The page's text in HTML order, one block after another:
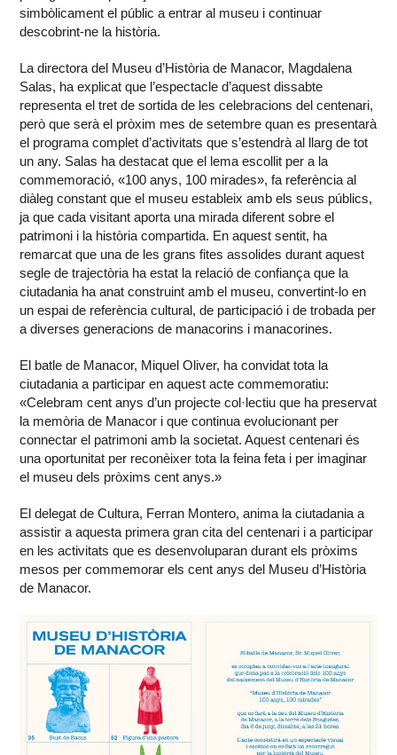
simbòlicament el públic a entrar al museu i continuar
descobrint-ne la història.
La directora del Museu d’Història de Manacor, Magdalena
Salas, ha explicat que l’espectacle d’aquest dissabte
representa el tret de sortida de les celebracions del centenari,
però que serà el pròxim mes de setembre quan es presentarà
el programa complet d’activitats que s’estendrà al llarg de tot
un any. Salas ha destacat que el lema escollit per a la
commemoració, «100 anys, 100 mirades», fa referència al
diàleg constant que el museu estableix amb els seus públics,
ja que cada visitant aporta una mirada diferent sobre el
patrimoni i la història compartida. En aquest sentit, ha
remarcat que una de les grans fites assolides durant aquest
segle de trajectòria ha estat la relació de confiança que la
ciutadania ha anat construint amb el museu, convertint-lo en
un espai de referència cultural, de participació i de trobada per
a diverses generacions de manacorins i manacorines.
El batle de Manacor, Miquel Oliver, ha convidat tota la
ciutadania a participar en aquest acte commemoratiu:
«Celebram cent anys d’un projecte col·lectiu que ha preservat
la memòria de Manacor i que continua evolucionant per
connectar el patrimoni amb la societat. Aquest centenari és
una oportunitat per reconèixer tota la feina feta i per imaginar
el museu dels pròxims cent anys.»
El delegat de Cultura, Ferran Montero, anima la ciutadania a
assistir a aquesta primera gran cita del centenari i a participar
en les activitats que es desenvoluparan durant els pròxims
mesos per commemorar els cent anys del Museu d’Història
de Manacor.